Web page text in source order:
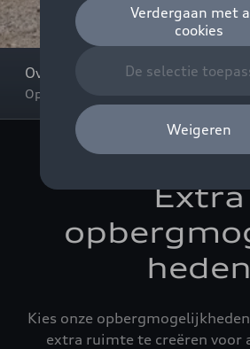
Overview
Opbergmogelijkheden
Extra
heden
Kies onze
extra ruimte te creëren voor